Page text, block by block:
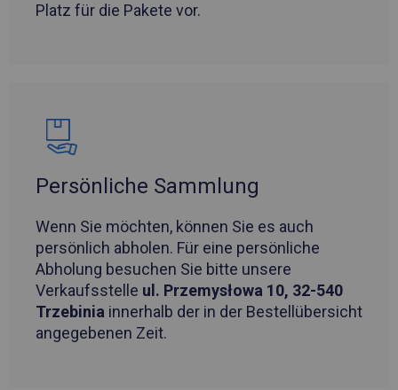
Platz für die Pakete vor.
Persönliche Sammlung
Wenn Sie möchten, können Sie es auch
persönlich abholen. Für eine persönliche
Abholung besuchen Sie bitte unsere
Verkaufsstelle ul. Przemysłowa 10, 32-540
Trzebinia innerhalb der in der Bestellübersicht
angegebenen Zeit.